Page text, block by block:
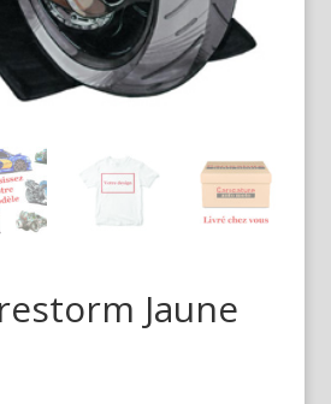
Jaune